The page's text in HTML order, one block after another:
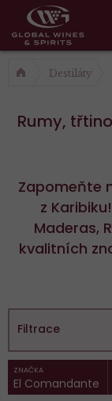
Hlavní
menu,
košík,
přihlášení
Destiláty
Rumy,
Zapomeňte
z
Maderas,
kvalitních
Filtrace
Vybrané
filtry:
ZNAČKA
El Comandante